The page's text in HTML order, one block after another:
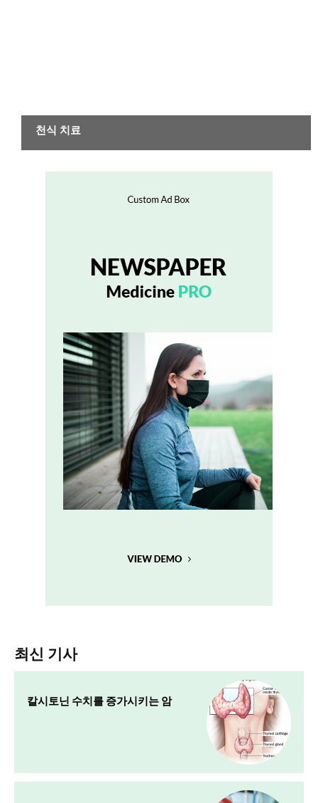
천식 치료
최신 기사
칼시토닌 수치를 증가시키는 암